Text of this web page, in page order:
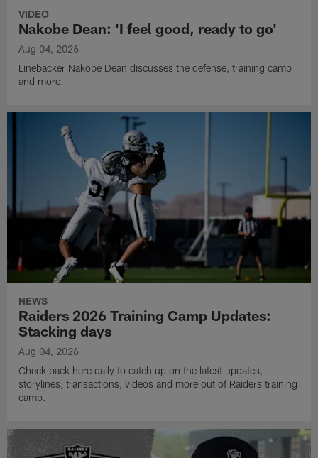
VIDEO
Nakobe Dean: 'I feel good, ready to go'
Aug 04, 2026
Linebacker Nakobe Dean discusses the defense, training camp
and more.
NEWS
Raiders 2026 Training Camp Updates:
Stacking days
Aug 04, 2026
Check back here daily to catch up on the latest updates,
storylines, transactions, videos and more out of Raiders training
camp.